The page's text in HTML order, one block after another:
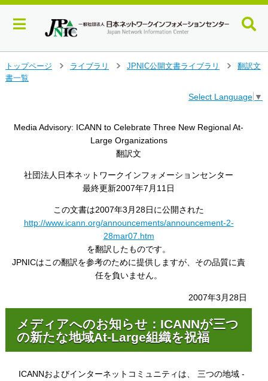
イ
トップページ
ライブラリ
JPNIC公開文書ライブラリ
翻訳文
書一覧
Select Language ▼
Media Advisory: ICANN to Celebrate Three New Regional At-
Large Organizations
翻訳文
社団法人日本ネットワークインフォメーションセンター
最終更新2007年7月11日
この文書は2007年3月28日に公開された
http://www.icann.org/announcements/announcement-2-
28mar07.htm
を翻訳したものです。
JPNICはこの翻訳を参考のために提供しますが、その品質に責
任を負いません。
2007年3月28日
メディアへのお知らせ：ICANNが三つ
の新たな地域At-Large組織を祝福
ICANNおよびインターネットコミュニティは、 三つの地域 -